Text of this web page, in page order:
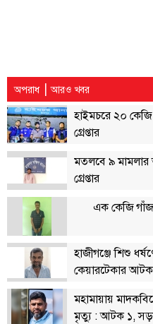
নারীকণ্ঠ
চাঁদপুর
কণ্ঠের
প্রতিষ্ঠাবার্ষিকী
ছবি
ভিডিও
আর্কাইভ
পুরানো
আর্কাইভ
অপরাধ | আরও খবর
হাইমচরে ২০
গ্রেপ্তার
মতলবে ৯ মামলার
গ্রেপ্তার
এক কেজি
হাজীগঞ্জে শিশু
কেয়ারটেকার আটক
মহামায়ায়
মৃত্যু : আটক ১,